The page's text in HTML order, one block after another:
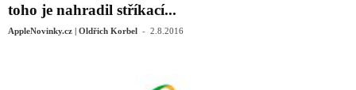
toho je nahradil stříkací...
AppleNovinky.cz | Oldřich Korbel - 2.8.2016